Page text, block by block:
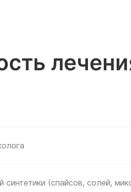
синтетики (спайсов, солей,